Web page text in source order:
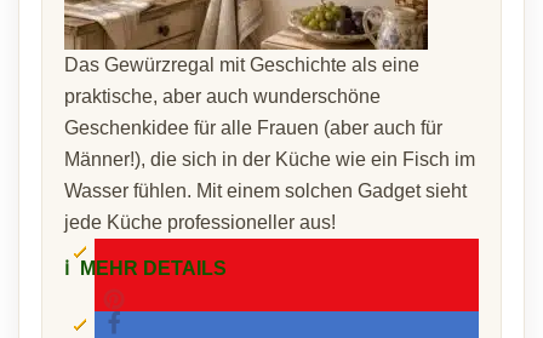
Das Gewürzregal mit Geschichte als eine
praktische, aber auch wunderschöne
Geschenkidee für alle Frauen (aber auch für
Männer!), die sich in der Küche wie ein Fisch im
Wasser fühlen. Mit einem solchen Gadget sieht
jede Küche professioneller aus!
ℹ️ MEHR DETAILS